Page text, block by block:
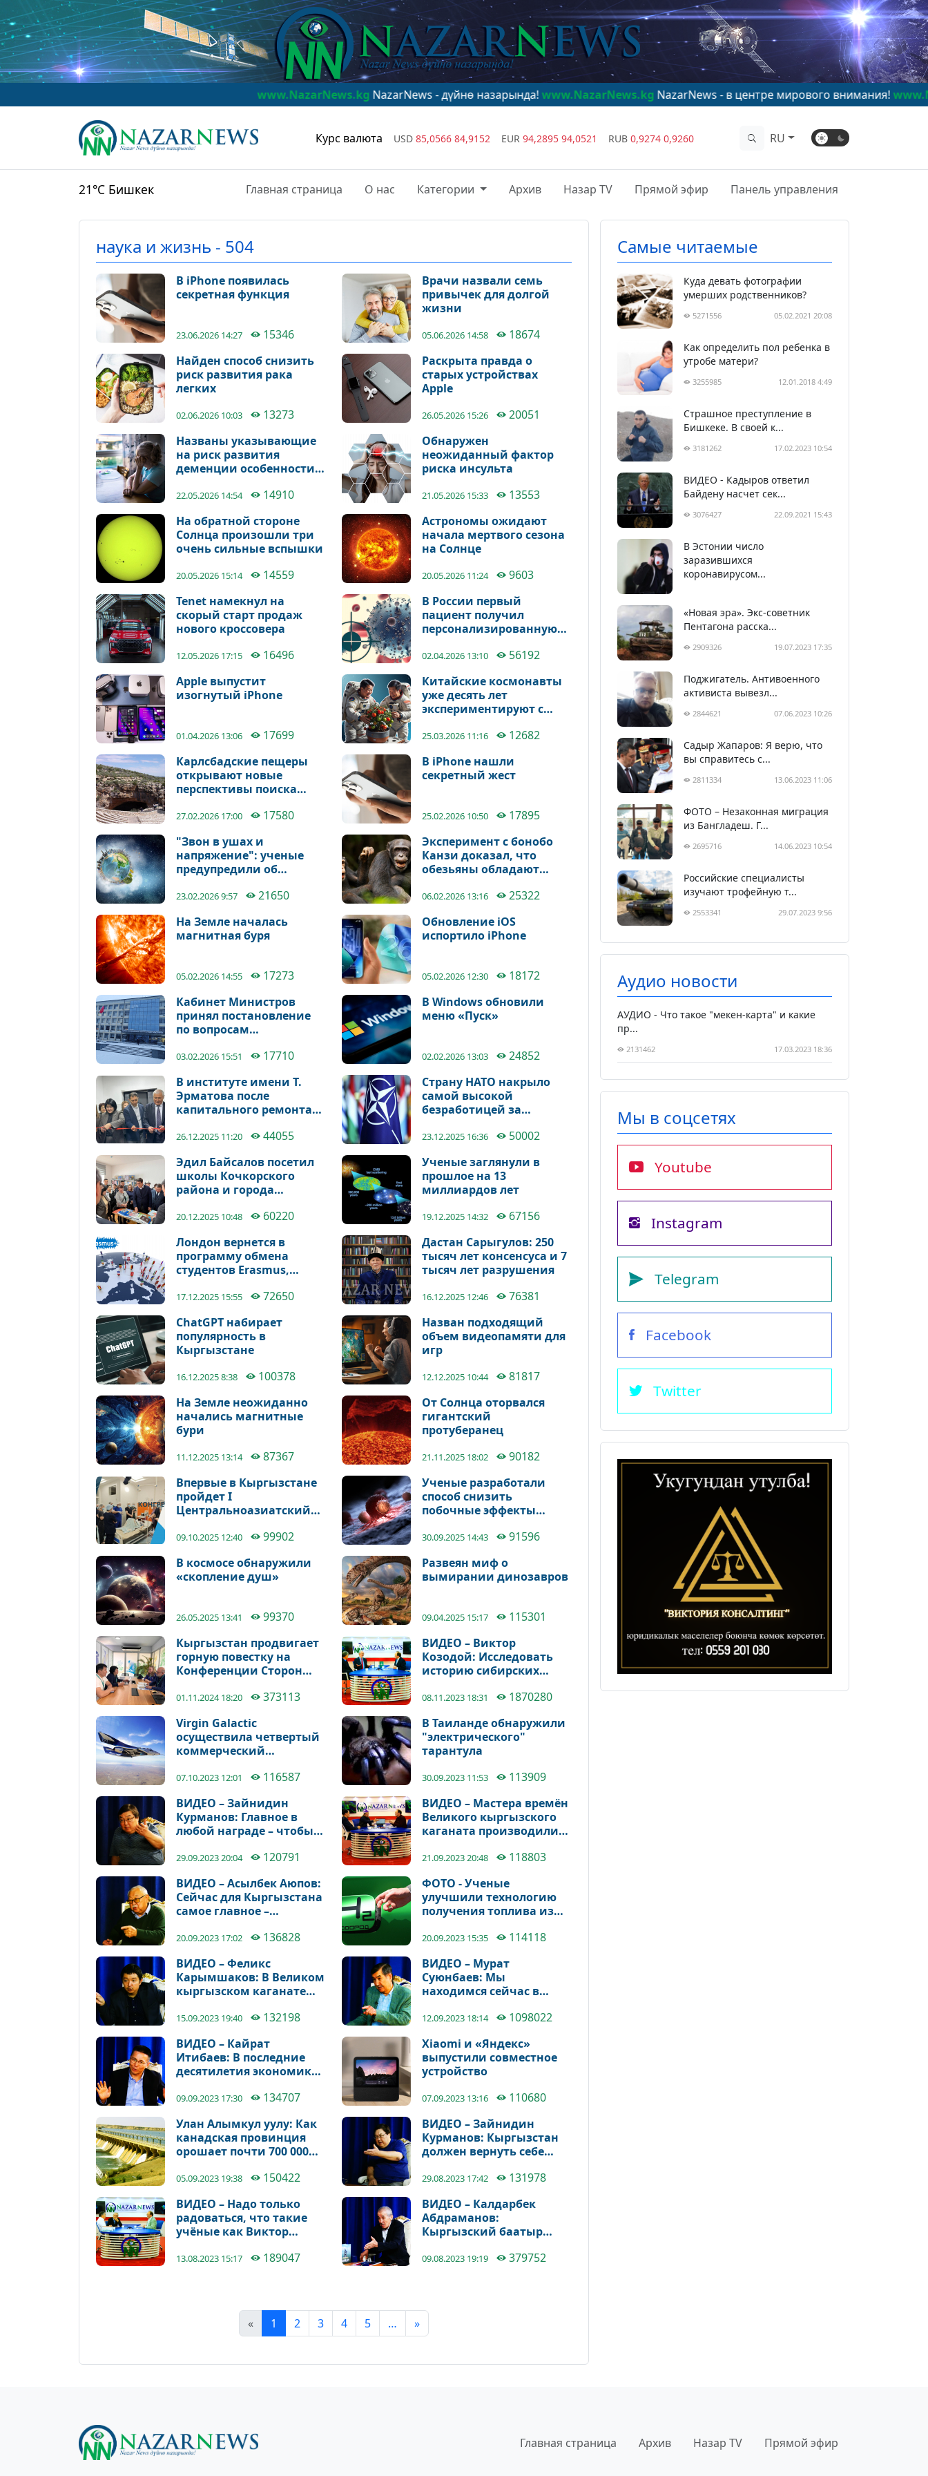
www.NazarNews.kgNazarNews - дүйнө назарында!www.NazarNews.kgNazarNews - в центре мирового внимания!www.NazarNews.kg
Курс валюта USD 85,0566 84,9152 EUR 94,2895 94,0521 RUB 0,9274 0,9260 RU
21°C Бишкек Главная страница О нас Категории Архив Назар TV Прямой эфир Панель управления
наука и жизнь - 504
В iPhone появилась
секретная функция
23.06.2026 14:27 15346
Врачи назвали семь
привычек для долгой
жизни
05.06.2026 14:58
18674
Найден способ снизить
риск развития рака
легких
02.06.2026 10:03 13273
Раскрыта правда о
старых устройствах
Apple
26.05.2026 15:26
20051
Названы указывающие
на риск развития
деменции особенности
22.05.2026 14:54 14910
Обнаружен
неожиданный фактор
риска инсульта
21.05.2026 15:33
13553
На обратной стороне
Солнца произошли три
очень сильные вспышки
20.05.2026 15:14 14559
Астрономы ожидают
начала мертвого сезона
на Солнце
20.05.2026 11:24
9603
Tenet намекнул на
скорый старт продаж
нового кроссовера
12.05.2026 17:15 16496
В России первый
пациент получил
персонализированную
лечения рака
02.04.2026 13:10
56192
Apple выпустит
изогнутый iPhone
01.04.2026 13:06 17699
Китайские космонавты
уже десять лет
экспериментируют с
на орбите
25.03.2026 11:16
12682
Карлсбадские пещеры
открывают новые
перспективы поиска
27.02.2026 17:00 17580
В iPhone нашли
секретный жест
25.02.2026 10:50
17895
"Звон в ушах и
напряжение": ученые
предупредили об
Земле
23.02.2026 9:57 21650
Эксперимент с бонобо
Канзи доказал, что
обезьяны обладают
06.02.2026 13:16
25322
На Земле началась
магнитная буря
05.02.2026 14:55 17273
Обновление iOS
испортило iPhone
05.02.2026 12:30
18172
Кабинет Министров
принял постановление
по вопросам
Национальной
Кыргызской Республики
03.02.2026 15:51 17710
В Windows обновили
меню «Пуск»
02.02.2026 13:03
24852
В институте имени Т.
Эрматова после
капитального ремонта
общежитие
26.12.2025 11:20 44055
Страну НАТО накрыло
самой высокой
безработицей за
23.12.2025 16:36
50002
Эдил Байсалов посетил
школы Кочкорского
района и города
20.12.2025 10:48 60220
Ученые заглянули в
прошлое на 13
миллиардов лет
19.12.2025 14:32
67156
Лондон вернется в
программу обмена
студентов Erasmus,
17.12.2025 15:55 72650
Дастан Сарыгулов: 250
тысяч лет консенсуса и 7
тысяч лет разрушения
16.12.2025 12:46
76381
ChatGPT набирает
популярность в
Кыргызстане
16.12.2025 8:38 100378
Назван подходящий
объем видеопамяти для
игр
12.12.2025 10:44
81817
На Земле неожиданно
начались магнитные
бури
11.12.2025 13:14 87367
От Солнца оторвался
гигантский
протуберанец
21.11.2025 18:02
90182
Впервые в Кыргызстане
пройдет I
Центральноазиатский
анестезиологов-
09.10.2025 12:40 99902
Ученые разработали
способ снизить
побочные эффекты
30.09.2025 14:43
91596
В космосе обнаружили
«скопление душ»
26.05.2025 13:41 99370
Развеян миф о
вымирании динозавров
09.04.2025 15:17
115301
Кыргызстан продвигает
горную повестку на
Конференции Сторон
биологическом
Колумбии
01.11.2024 18:20 373113
ВИДЕО – Виктор
Козодой: Исследовать
историю сибирских
как-то не совсем
08.11.2023 18:31
1870280
Virgin Galactic
осуществила четвертый
коммерческий
07.10.2023 12:01 116587
В Таиланде обнаружили
"электрического"
тарантула
30.09.2023 11:53
113909
ВИДЕО – Зайнидин
Курманов: Главное в
любой награде – чтобы
награждённым
29.09.2023 20:04 120791
ВИДЕО – Мастера времён
Великого кыргызского
каганата производили
времени и оружие, и
21.09.2023 20:48
118803
ВИДЕО – Асылбек Аюпов:
Сейчас для Кыргызстана
самое главное –
продовольственная
20.09.2023 17:02 136828
ФОТО - Ученые
улучшили технологию
получения топлива из
20.09.2023 15:35
114118
ВИДЕО – Феликс
Карымшаков: В Великом
кыргызском каганате
углеродистая сталь
15.09.2023 19:40 132198
ВИДЕО – Мурат
Суюнбаев: Мы
находимся сейчас в
«Кыргызстан 3.0»
12.09.2023 18:14
1098022
ВИДЕО – Кайрат
Итибаев: В последние
десятилетия экономика
отбрасывается назад
09.09.2023 17:30 134707
Xiaomi и «Яндекс»
выпустили совместное
устройство
07.09.2023 13:16
110680
Улан Алымкул уулу: Как
канадская провинция
орошает почти 700 000
05.09.2023 19:38 150422
ВИДЕО – Зайнидин
Курманов: Кыргызстан
должен вернуть себе
прежних кыргызских
29.08.2023 17:42
131978
ВИДЕО – Надо только
радоваться, что такие
учёные как Виктор
кыргызскую историю
13.08.2023 15:17 189047
ВИДЕО – Калдарбек
Абдраманов:
Кыргызский баатыр
веке в Сибирь помогать
09.08.2023 19:19 379752
« 1 2 3 4 5 … »
Самые читаемые
Куда девать фотографии
умерших родственников?
5271556 05.02.2021 20:08
Как определить пол ребенка в
утробе матери?
3255985 12.01.2018 4:49
Страшное преступление в
Бишкеке. В своей к...
3181262 17.02.2023 10:54
ВИДЕО - Кадыров ответил
Байдену насчет сек...
3076427 22.09.2021 15:43
В Эстонии число
заразившихся
коронавирусом...
«Новая эра». Экс-советник
Пентагона расска...
2909326 19.07.2023 17:35
Поджигатель. Антивоенного
активиста вывезл...
2844621 07.06.2023 10:26
Садыр Жапаров: Я верю, что
вы справитесь с...
2811334 13.06.2023 11:06
ФОТО – Незаконная миграция
из Бангладеш. Г...
2695716 14.06.2023 10:54
Российские специалисты
изучают трофейную т...
2553341 29.07.2023 9:56
Аудио новости
АУДИО - Что такое "мекен-карта" и какие
пр...
2131462 17.03.2023 18:36
Мы в соцсетях
Youtube
Instagram
Telegram
Facebook
Twitter
Главная страница Архив Назар TV Прямой эфир